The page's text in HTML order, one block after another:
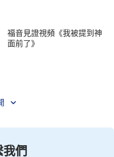
福音見證視頻《我被提到神
面前了》
我們